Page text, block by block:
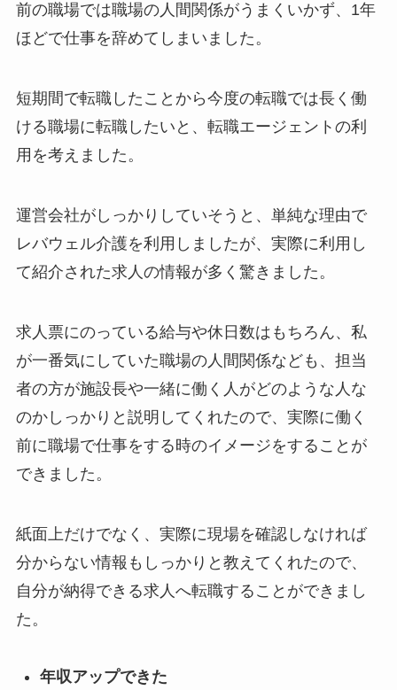
前の職場では職場の人間関係がうまくいかず、1年
ほどで仕事を辞めてしまいました。
短期間で転職したことから今度の転職では長く働
ける職場に転職したいと、転職エージェントの利
用を考えました。
運営会社がしっかりしていそうと、単純な理由で
レバウェル介護を利用しましたが、実際に利用し
て紹介された求人の情報が多く驚きました。
求人票にのっている給与や休日数はもちろん、私
が一番気にしていた職場の人間関係なども、担当
者の方が施設長や一緒に働く人がどのような人な
のかしっかりと説明してくれたので、実際に働く
前に職場で仕事をする時のイメージをすることが
できました。
紙面上だけでなく、実際に現場を確認しなければ
分からない情報もしっかりと教えてくれたので、
自分が納得できる求人へ転職することができまし
た。
年収アップできた